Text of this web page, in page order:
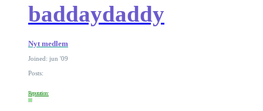
baddaydaddy
Nyt medlem
Joined: jun '09
Posts:
Reputation: